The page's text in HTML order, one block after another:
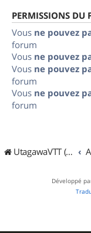
PERMISSIONS DU
Vous ne pouvez
forum
Vous ne pouvez
Vous ne pouvez
forum
Vous ne pouvez
forum
UtagawaVTT (Randos VTT et VTTAE avec traces GPS)
Développé